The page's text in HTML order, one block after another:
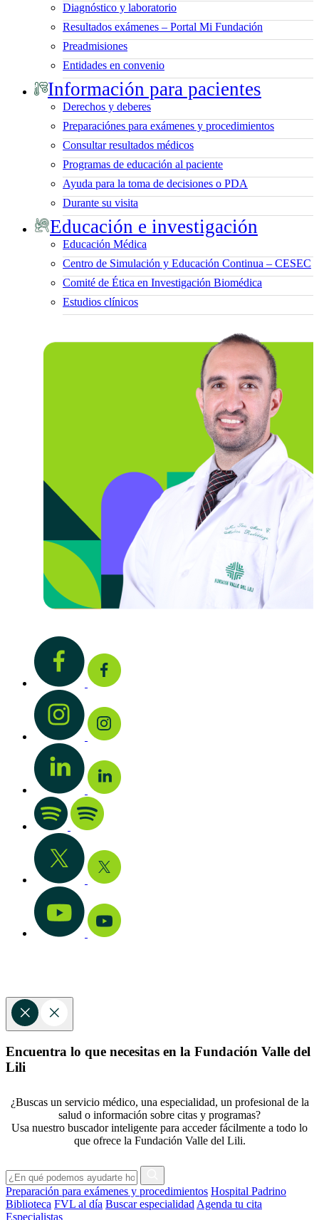
Diagnóstico y laboratorio
Resultados exámenes – Portal Mi Fundación
Preadmisiones
Entidades en convenio
Información para pacientes
Derechos y deberes
Preparaciónes para exámenes y procedimientos
Consultar resultados médicos
Programas de educación al paciente
Ayuda para la toma de decisiones o PDA
Durante su visita
Educación e investigación
Educación Médica
Centro de Simulación y Educación Continua – CESEC
Comité de Ética en Investigación Biomédica
Estudios clínicos
Encuentra lo que necesitas en la Fundación Valle del
Lili
¿Buscas un servicio médico, una especialidad, un profesional de la
salud o información sobre citas y programas?
Usa nuestro buscador inteligente para acceder fácilmente a todo lo
que ofrece la Fundación Valle del Lili.
Preparación para exámenes y procedimientos Hospital Padrino
Biblioteca FVL al día Buscar especialidad Agenda tu cita
Especialistas